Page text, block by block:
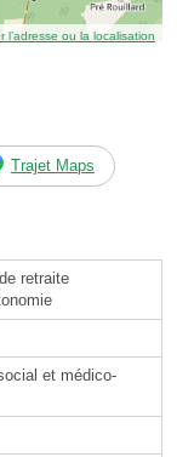
l’adresse ou la localisation
Trajet Maps
retraite
et médico-